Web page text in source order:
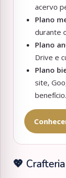
acervo
Plano
durante
Plano
Drive e
Plano
site,
benefício.
💖